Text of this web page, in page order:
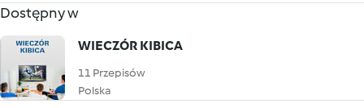
Dostępny w
WIECZÓR KIBICA
11 Przepisów
Polska